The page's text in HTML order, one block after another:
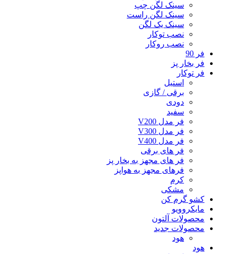
سینک لگن چپ
سینک لگن راست
سینک یک لگن
نصب توکار
نصب روکار
فر 90
فر بخار پز
فر توکار
استیل
برقی / گازی
دودی
سفید
فر مدل V200
فر مدل V300
فر مدل V400
فر های برقی
فر های مجهز به بخار پز
فرهای مجهز به هواپز
کرم
مشکی
کشو گرم کن
مایکروویو
محصولات آلتون
محصولات جدید
هود
هود